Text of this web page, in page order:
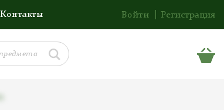
Контакты Войти Регистрация